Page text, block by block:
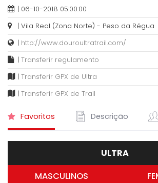
| 06-10-2018 05:00:00
| Vila Real (Zona Norte) - Peso da Régua
| http://www.douroultratrail.com/
| Transferir regulamento
| Transferir GPX de Ultra
| Transferir GPX de Trail
Favoritos Descrição
ULTRA
MASCULINOS